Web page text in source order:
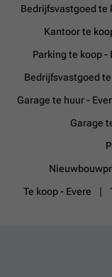
Bedrijfsvastgoed te
Kantoor te
Parking te koop -
Bedrijfsvastgoed
Garage te huur -
Garage
Te koop - Evere